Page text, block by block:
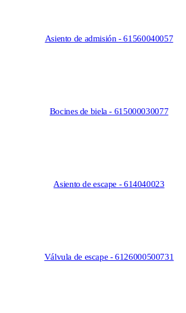
Asiento de admisión - 61560040057
Bocines de biela - 615000030077
Asiento de escape - 614040023
Válvula de escape - 6126000500731